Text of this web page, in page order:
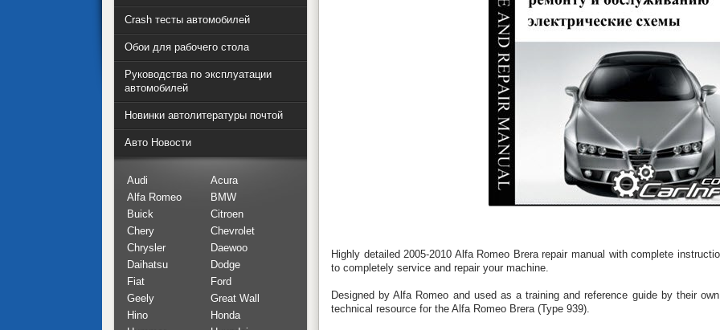
Highly detailed 2005-2010 Alfa Romeo Brera repair manual with complete
to completely service and repair your machine.
Designed by Alfa Romeo and used as a training and reference guide by their
technical resource for the Alfa Romeo Brera (Type 939).
Crash тесты автомобилей
Обои для рабочего стола
Руководства по эксплуатации
автомобилей
Новинки автолитературы почтой
Авто Новости
Audi
Acura
Alfa Romeo
BMW
Buick
Citroen
Chery
Chevrolet
Chrysler
Daewoo
Daihatsu
Dodge
Fiat
Ford
Geely
Great Wall
Hino
Honda